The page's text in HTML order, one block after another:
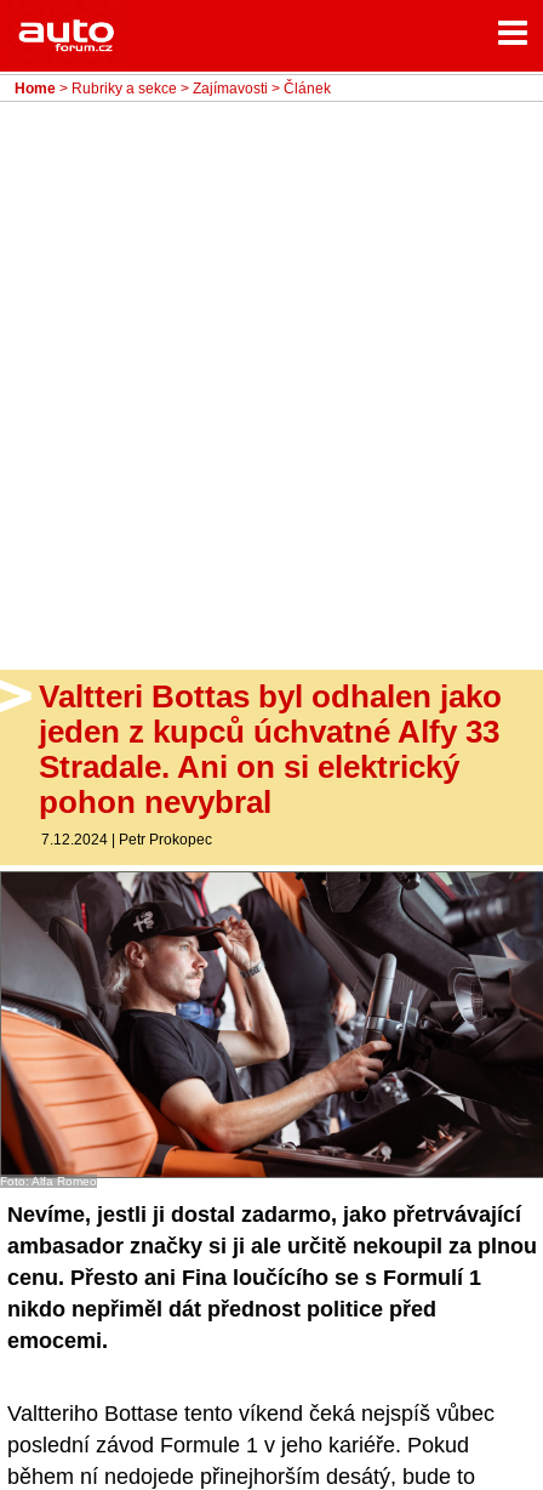
Home
Rubriky
Home > Rubriky a sekce > Zajímavosti > Článek
Valtteri Bottas byl odhalen jako
jeden z kupců úchvatné Alfy 33
Stradale. Ani on si elektrický
pohon nevybral
7.12.2024 | Petr Prokopec
Foto: Alfa Romeo
Nevíme, jestli ji dostal zadarmo, jako přetrvávající
ambasador značky si ji ale určitě nekoupil za plnou
cenu. Přesto ani Fina loučícího se s Formulí 1
nikdo nepřiměl dát přednost politice před
emocemi.
Valtteriho Bottase tento víkend čeká nejspíš vůbec
poslední závod Formule 1 v jeho kariéře. Pokud
během ní nedojede přinejhorším desátý, bude to